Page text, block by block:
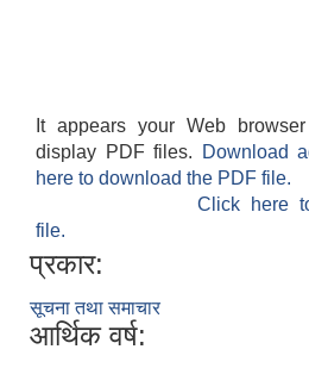
It appears your Web
display PDF files.
Download
here to download the PDF file.
Click here
file.
प्रकार:
सूचना तथा समाचार
आर्थिक वर्ष: